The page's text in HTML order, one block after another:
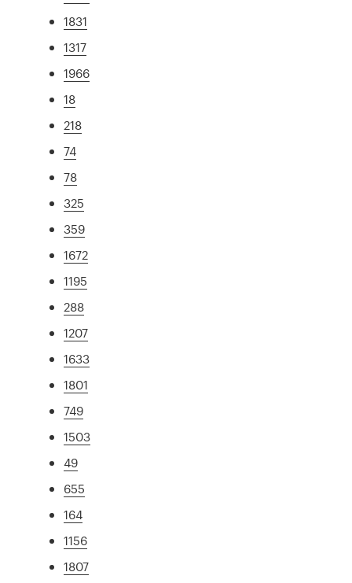
1831
1317
1966
18
218
74
78
325
359
1672
1195
288
1207
1633
1801
749
1503
49
655
164
1156
1807